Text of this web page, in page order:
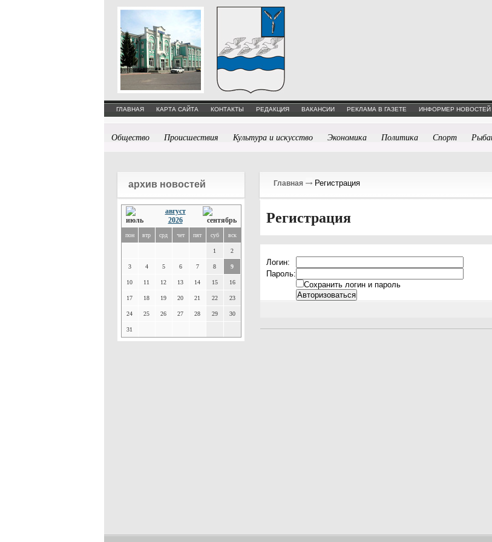
ГЛАВНАЯ КАРТА САЙТА КОНТАКТЫ РЕДАКЦИЯ ВАКАНСИИ РЕКЛАМА В ГАЗЕТЕ ИНФОРМЕР НОВОСТЕЙ
Общество Происшествия Культура и искусство Экономика Политика Спорт
архив новостей
август
2026
пон втр срд чет пят суб вск
1 2
3 4 5 6 7 8 9
10 11 12 13 14 15 16
17 18 19 20 21 22 23
24 25 26 27 28 29 30
31
Главная Регистрация
Регистрация
Логин:
Пароль:
Сохранить логин и пароль